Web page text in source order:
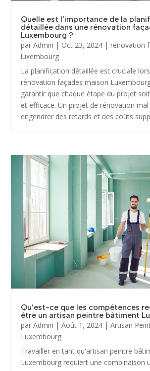
Quelle est l’importance de la
détaillée dans une rénovation
Luxembourg ?
parAdmin | Oct 23, 2024 |renovation
luxembourg
La planification détaillée est cruciale
rénovation façades maison
garantir que chaque étape du projet
et efficace. Un projet de rénovation
engendrer des retards et des coûts
Qu’est-ce que les compétences
être un artisan peintre bâtiment
parAdmin |Août 1, 2024 |Artisan
Luxembourg
Travailler en tant qu'artisan peintre
Luxembourg requiert une combinaison